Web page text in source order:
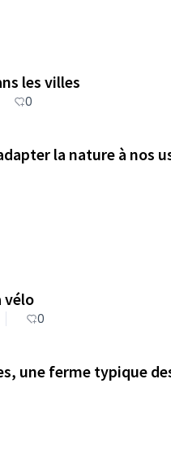
les villes
0
la nature à nos
à vélo
0
une ferme typique